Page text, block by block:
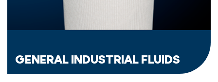
GENERAL INDUSTRIAL FLUIDS